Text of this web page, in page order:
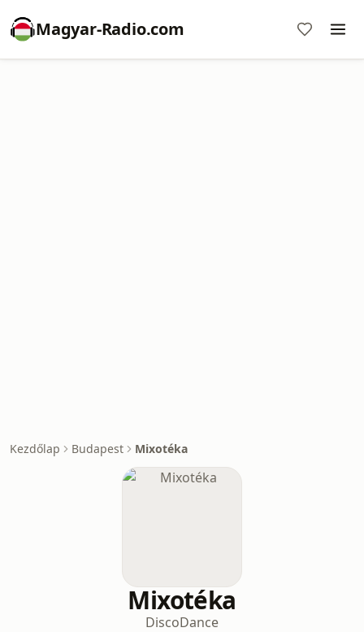
Magyar-Radio.com
Kezdőlap Budapest Mixotéka
Mixotéka
DiscoDance